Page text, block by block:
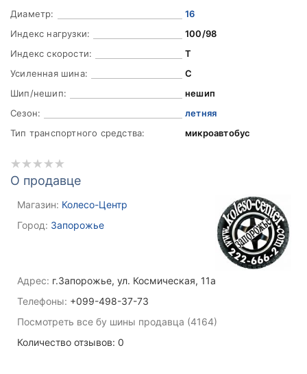
Диаметр:
16
Индекс нагрузки:
100/98
Индекс скорости:
T
Усиленная шина:
C
Шип/нешип:
нешип
Сезон:
летняя
Тип транспортного средства:
микроавтобус
О продавце
Магазин: Колесо-Центр
Город: Запорожье
Адрес: г.Запорожье, ул. Космическая, 11а
Телефоны: +099-498-37-73
Посмотреть все бу шины продавца (4164)
Количество отзывов: 0